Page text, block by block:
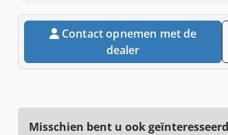
Contact opnemen met de
dealer
Misschien bent u ook